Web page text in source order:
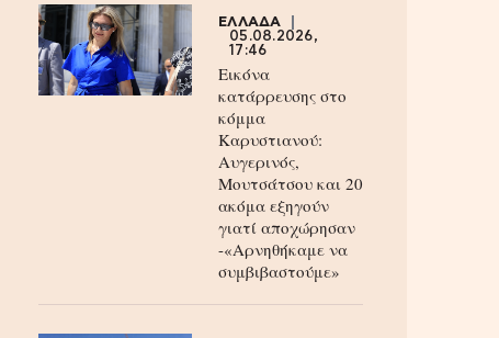
ΕΛΛΑΔΑ
05.08.2026,
17:46
Εικόνα
κατάρρευσης στο
κόμμα
Καρυστιανού:
Αυγερινός,
Μουτσάτσου και 20
ακόμα εξηγούν
γιατί αποχώρησαν
-«Αρνηθήκαμε να
συμβιβαστούμε»